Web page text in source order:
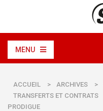
MENU
ACCUEIL > ARCHIVES >
TRANSFERTS ET CONTRATS
PRODIGUE